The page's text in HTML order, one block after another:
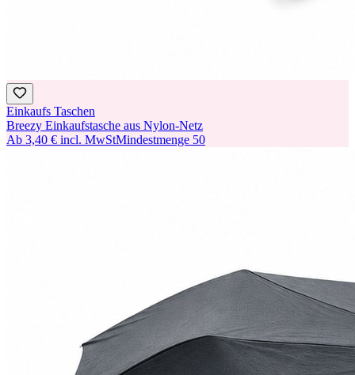
Einkaufs Taschen
Breezy Einkaufstasche aus Nylon-Netz
Ab 3,40 € incl. MwStMindestmenge 50